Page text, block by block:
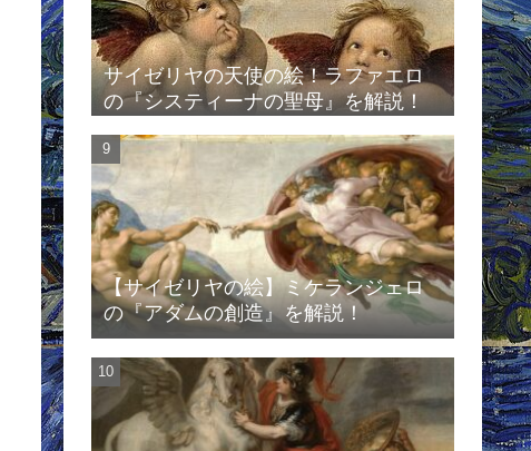
サイゼリヤの天使の絵！ラファエロ
の『システィーナの聖母』を解説！
【サイゼリヤの絵】ミケランジェロ
の『アダムの創造』を解説！